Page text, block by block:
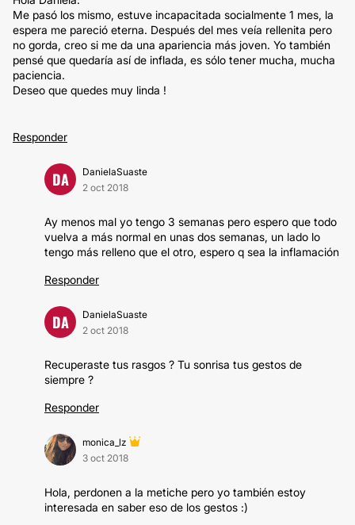
Me pasó los mismo, estuve incapacitada socialmente 1 mes, la
espera me pareció eterna. Después del mes veía rellenita pero
no gorda, creo si me da una apariencia más joven. Yo también
pensé que quedaría así de inflada, es sólo tener mucha, mucha
paciencia.
Deseo que quedes muy linda !
Responder
DA
DanielaSuaste
2 oct 2018
Ay menos mal yo tengo 3 semanas pero espero que todo
vuelva a más normal en unas dos semanas, un lado lo
tengo más relleno que el otro, espero q sea la inflamación
Responder
DA
DanielaSuaste
2 oct 2018
Recuperaste tus rasgos ? Tu sonrisa tus gestos de
siempre ?
Responder
monica_lz
3 oct 2018
Hola, perdonen a la metiche pero yo también estoy
interesada en saber eso de los gestos :)